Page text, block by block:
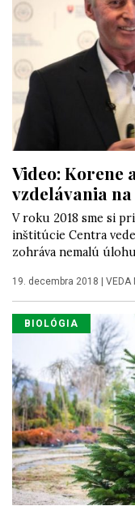
Video: Korene
vzdelávania
V roku 2018 sme si
inštitúcie Centra
zohráva nemalú
19. decembra 2018 | VEDA
BIOLÓGIA